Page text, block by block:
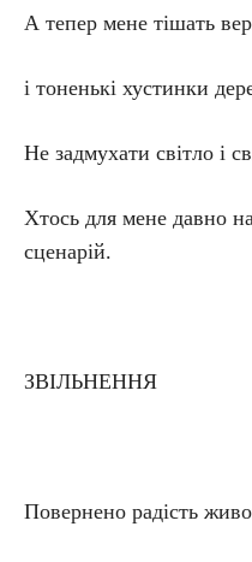
А тепер мене тішать
і тоненькі хустинки
Не задмухати світло і
Хтось для мене давно
сценарій.
ЗВІЛЬНЕННЯ
Повернено радість